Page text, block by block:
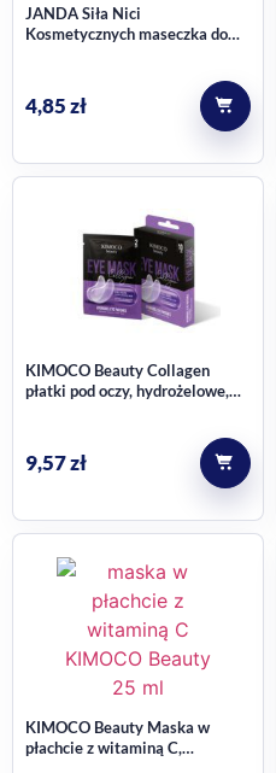
JANDA Siła Nici
Kosmetycznych maseczka do
4,85zł
KIMOCO Beauty Collagen
płatki pod oczy, hydrożelowe,
9,57zł
KIMOCO Beauty Maska w
płachcie z witaminą C,